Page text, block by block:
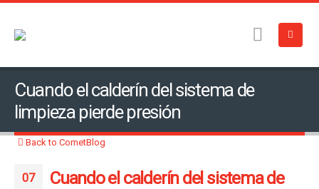
Cuando el calderín del sistema de
limpieza pierde presión
Back to CometBlog
07
Cuando el calderín del sistema de